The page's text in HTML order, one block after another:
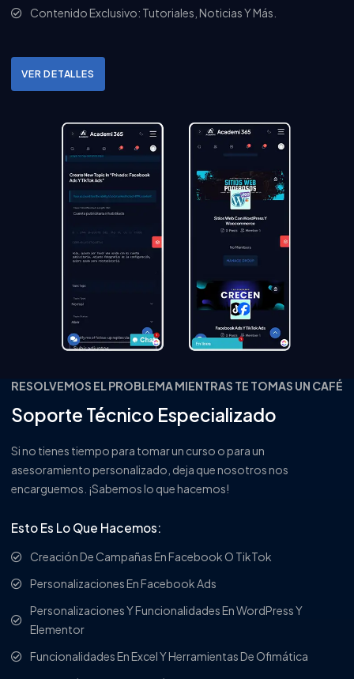
Contenido Exclusivo: Tutoriales, Noticias Y Más.
VER DETALLES
RESOLVEMOS EL PROBLEMA MIENTRAS TE TOMAS UN CAFÉ
Soporte Técnico Especializado
Si no tienes tiempo para tomar un curso o para un
asesoramiento personalizado, deja que nosotros nos
encarguemos. ¡Sabemos lo que hacemos!
Esto Es Lo Que Hacemos:
Creación De Campañas En Facebook O TikTok
Personalizaciones En Facebook Ads
Personalizaciones Y Funcionalidades En WordPress Y
Elementor
Funcionalidades En Excel Y Herramientas De Ofimática